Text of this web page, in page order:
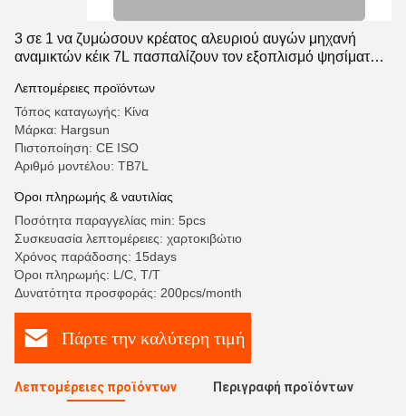
3 σε 1 να ζυμώσουν κρέατος αλευριού αυγών μηχανή
αναμικτών κέικ 7L πασπαλίζουν τον εξοπλισμό ψησίματος
Λεπτομέρειες προϊόντων
Τόπος καταγωγής: Κίνα
Μάρκα: Hargsun
Πιστοποίηση: CE ISO
Αριθμό μοντέλου: TB7L
Όροι πληρωμής & ναυτιλίας
Ποσότητα παραγγελίας min: 5pcs
Συσκευασία λεπτομέρειες: χαρτοκιβώτιο
Χρόνος παράδοσης: 15days
Όροι πληρωμής: L/C, T/T
Δυνατότητα προσφοράς: 200pcs/month
Πάρτε την καλύτερη τιμή
Λεπτομέρειες προϊόντων Περιγραφή προϊόντων